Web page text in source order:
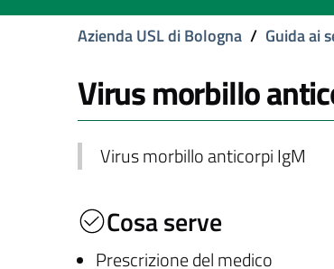
Azienda USL di Bologna / Guida ai
Virus morbillo
Virus morbillo anticorpi IgM
Cosa serve
Prescrizione del medico